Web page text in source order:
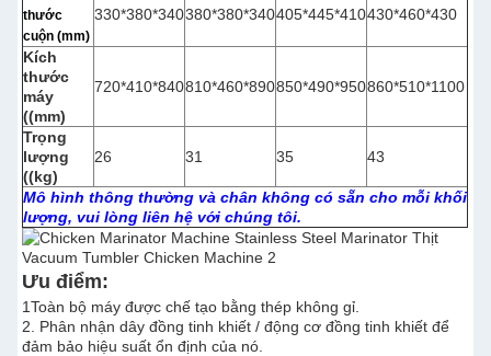
thước
cuộn (mm)
330*380*340380*380*340405*445*410430*460*430
Kích
thước
máy
((mm)
720*410*840810*460*890850*490*950860*510*1100
Trọng
lượng
((kg)
26 31 35 43
Mô hình thông thường và chân không có sẵn cho mỗi khối
lượng, vui lòng liên hệ với chúng tôi.
Ưu điểm:
1Toàn bộ máy được chế tạo bằng thép không gỉ.
2. Phân nhận dây đồng tinh khiết / động cơ đồng tinh khiết để
đảm bảo hiệu suất ổn định của nó.